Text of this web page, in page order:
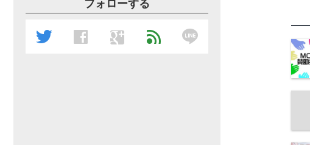
フォローする
twitter facebook google feed line